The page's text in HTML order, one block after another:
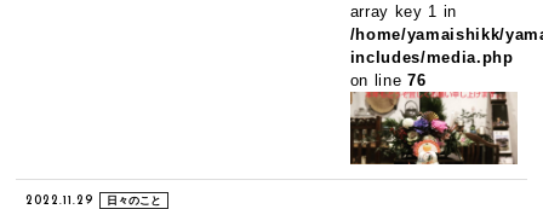
array key 1 in
/home/yamaishikk/
includes/media.php
on line76
2022.11.29 日々のこと